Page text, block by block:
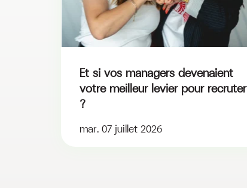
Et si vos managers devenaient
votre meilleur levier pour recruter
?
mar. 07 juillet 2026